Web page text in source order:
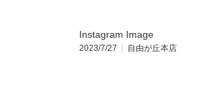
Instagram Image
2023/7/27 自由が丘本店